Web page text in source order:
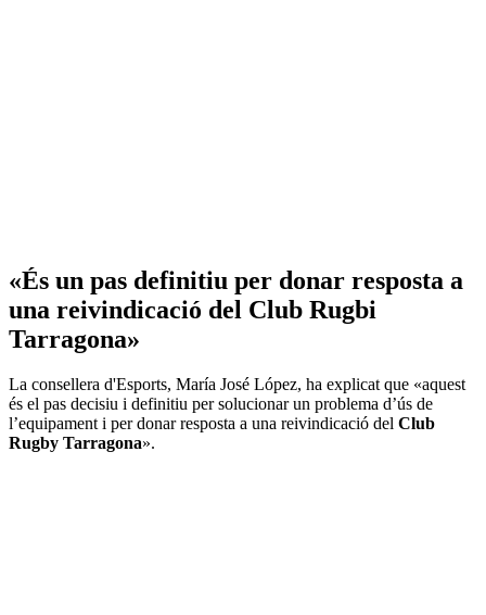
«És un pas definitiu per donar resposta a
una reivindicació del Club Rugbi
Tarragona»
La consellera d'Esports, María José López, ha explicat que «aquest
és el pas decisiu i definitiu per solucionar un problema d’ús de
l’equipament i per donar resposta a una reivindicació del Club
Rugby Tarragona».